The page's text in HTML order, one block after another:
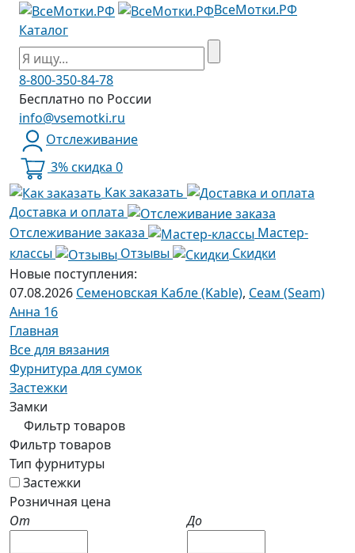
ВсеМотки.РФ
Каталог
8-800-350-84-78
Бесплатно по России
info@vsemotki.ru
Отслеживание
3% скидка 0
Как заказать
Доставка и оплата
Отслеживание заказа
Мастер-
классы
Отзывы
Скидки
Новые поступления:
07.08.2026 Семеновская Кабле (Kable), Сеам (Seam)
Анна 16
Главная
Все для вязания
Фурнитура для сумок
Застежки
Замки
Фильтр товаров
Фильтр товаров
Тип фурнитуры
Застежки
Розничная цена
От
До